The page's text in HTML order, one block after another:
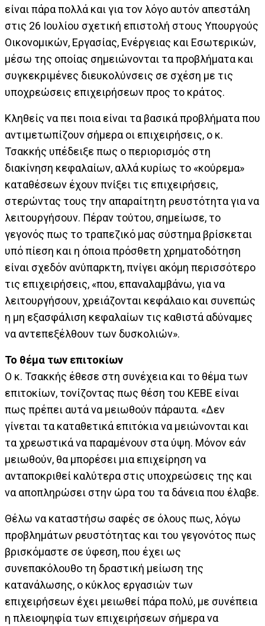
είναι πάρα πολλά και για τον λόγο αυτόν απεστάλη
στις 26 Ιουλίου σχετική επιστολή στους Υπουργούς
Οικονομικών, Εργασίας, Ενέργειας και Εσωτερικών,
μέσω της οποίας σημειώνονται τα προβλήματα και
συγκεκριμένες διευκολύνσεις σε σχέση με τις
υποχρεώσεις επιχειρήσεων προς το κράτος.
Κληθείς να πει ποια είναι τα βασικά προβλήματα που
αντιμετωπίζουν σήμερα οι επιχειρήσεις, ο κ.
Τσακκής υπέδειξε πως ο περιορισμός στη
διακίνηση κεφαλαίων, αλλά κυρίως το «κούρεμα»
καταθέσεων έχουν πνίξει τις επιχειρήσεις,
στερώντας τους την απαραίτητη ρευστότητα για να
λειτουργήσουν. Πέραν τούτου, σημείωσε, το
γεγονός πως το τραπεζικό μας σύστημα βρίσκεται
υπό πίεση και η όποια πρόσθετη χρηματοδότηση
είναι σχεδόν ανύπαρκτη, πνίγει ακόμη περισσότερο
τις επιχειρήσεις, «που, επαναλαμβάνω, για να
λειτουργήσουν, χρειάζονται κεφάλαιο και συνεπώς
η μη εξασφάλιση κεφαλαίων τις καθιστά αδύναμες
να αντεπεξέλθουν των δυσκολιών».
Το θέμα των επιτοκίων
Ο κ. Τσακκής έθεσε στη συνέχεια και το θέμα των
επιτοκίων, τονίζοντας πως θέση του ΚΕΒΕ είναι
πως πρέπει αυτά να μειωθούν πάραυτα. «Δεν
γίνεται τα καταθετικά επιτόκια να μειώνονται και
τα χρεωστικά να παραμένουν στα ύψη. Μόνον εάν
μειωθούν, θα μπορέσει μια επιχείρηση να
ανταποκριθεί καλύτερα στις υποχρεώσεις της και
να αποπληρώσει στην ώρα του τα δάνεια που έλαβε.
Θέλω να καταστήσω σαφές σε όλους πως, λόγω
προβλημάτων ρευστότητας και του γεγονότος πως
βρισκόμαστε σε ύφεση, που έχει ως
συνεπακόλουθο τη δραστική μείωση της
κατανάλωσης, ο κύκλος εργασιών των
επιχειρήσεων έχει μειωθεί πάρα πολύ, με συνέπεια
η πλειοψηφία των επιχειρήσεων σήμερα να